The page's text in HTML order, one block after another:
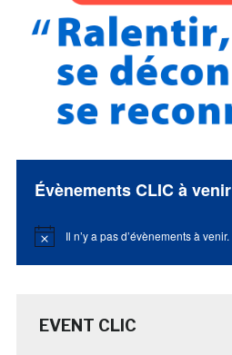
Évènements CLIC à venir
Notice Il n’y a pas d’évènements à venir.
EVENT CLIC